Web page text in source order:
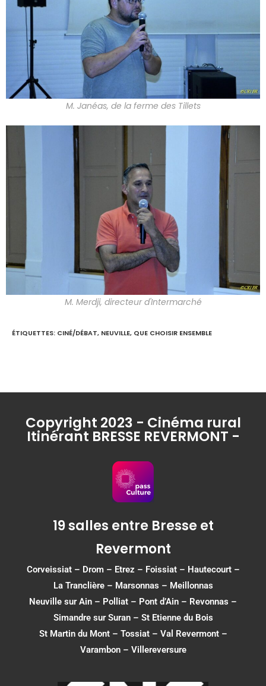
M. Janéas, de la ferme des Tillets
M. Merdji, directeur d'Intermarché
ÉTIQUETTES: CINÉ/DÉBAT, NEUVILLE, QUE CHOISIR ENSEMBLE
Copyright 2023 - Cinéma rural
Itinérant BRESSE REVERMONT -
19 salles entre Bresse et
Revermont
Corveissiat– Drom– Etrez – Foissiat– Hautecourt–
La Tranclière – Marsonnas – Meillonnas
Neuville sur Ain – Polliat – Pont d’Ain – Revonnas –
Simandre sur Suran– St Etienne du Bois
St Martin du Mont– Tossiat– Val Revermont–
Varambon– Villereversure